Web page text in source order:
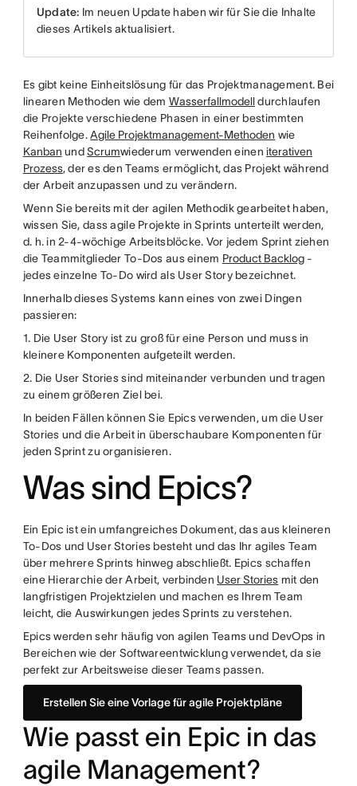
Update: Im neuen Update haben wir für Sie die Inhalte
dieses Artikels aktualisiert.
Es gibt keine Einheitslösung für das Projektmanagement. Bei
linearen Methoden wie dem Wasserfallmodelldurchlaufen
die Projekte verschiedene Phasen in einer bestimmten
Reihenfolge.Agile Projektmanagement-Methoden wie
Kanban undScrumwiederum verwenden einen iterativen
Prozess, der es den Teams ermöglicht, das Projekt während
der Arbeit anzupassen und zu verändern.
Wenn Sie bereits mit der agilen Methodik gearbeitet haben,
wissen Sie, dass agile Projekte in Sprints unterteilt werden,
d. h. in 2-4-wöchige Arbeitsblöcke. Vor jedem Sprint ziehen
die Teammitglieder To-Dos aus einem Product Backlog-
jedes einzelne To-Do wird als User Story bezeichnet.
Innerhalb dieses Systems kann eines von zwei Dingen
passieren:
1. Die User Story ist zu groß für eine Person und muss in
kleinere Komponenten aufgeteilt werden.
2. Die User Stories sind miteinander verbunden und tragen
zu einem größeren Ziel bei.
In beiden Fällen können Sie Epics verwenden, um die User
Stories und die Arbeit in überschaubare Komponenten für
jeden Sprint zu organisieren.
Was sind Epics?
Ein Epic ist ein umfangreiches Dokument, das aus kleineren
To-Dos und User Stories besteht und das Ihr agiles Team
über mehrere Sprints hinweg abschließt. Epics schaffen
eine Hierarchie der Arbeit, verbinden User Stories mit den
langfristigen Projektzielen und machen es Ihrem Team
leicht, die Auswirkungen jedes Sprints zu verstehen.
Epics werden sehr häufig von agilen Teams und DevOps in
Bereichen wie der Softwareentwicklung verwendet, da sie
perfekt zur Arbeitsweise dieser Teams passen.
Erstellen Sie eine Vorlage für agile Projektpläne
Wie passt ein Epic in das
agile Management?